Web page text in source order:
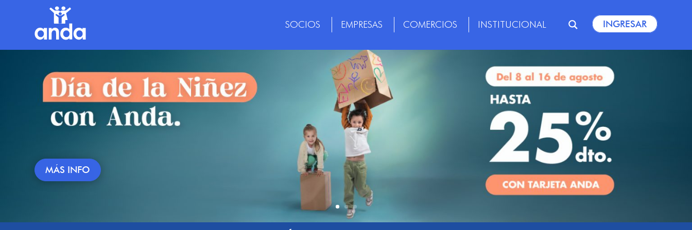
SOCIOS EMPRESAS COMERCIOS INSTITUCIONAL INGRESAR
MÁS INFO